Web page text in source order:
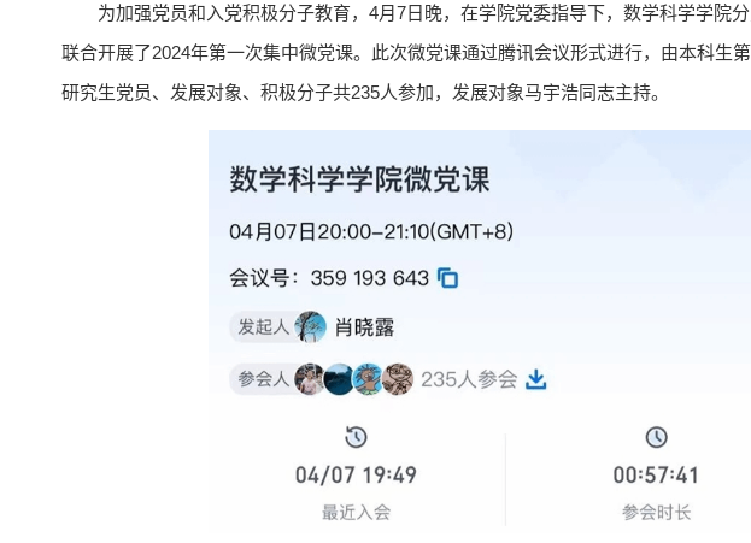
为加强党员和入党积极分子教育，4月7日晚，在学院党委指导下，数学科学学院
联合开展了2024年第一次集中微党课。此次微党课通过腾讯会议形式进行，由本科生
研究生党员、发展对象、积极分子共235人参加，发展对象马宇浩同志主持。